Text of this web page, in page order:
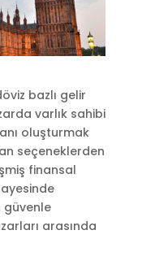
bazlı gelir
varlık sahibi
oluşturmak
seçeneklerden
finansal
güvenle
arasında